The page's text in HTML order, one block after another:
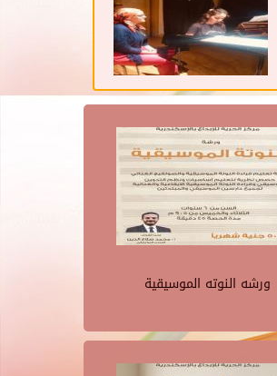
ورشه النوته الموسيقية